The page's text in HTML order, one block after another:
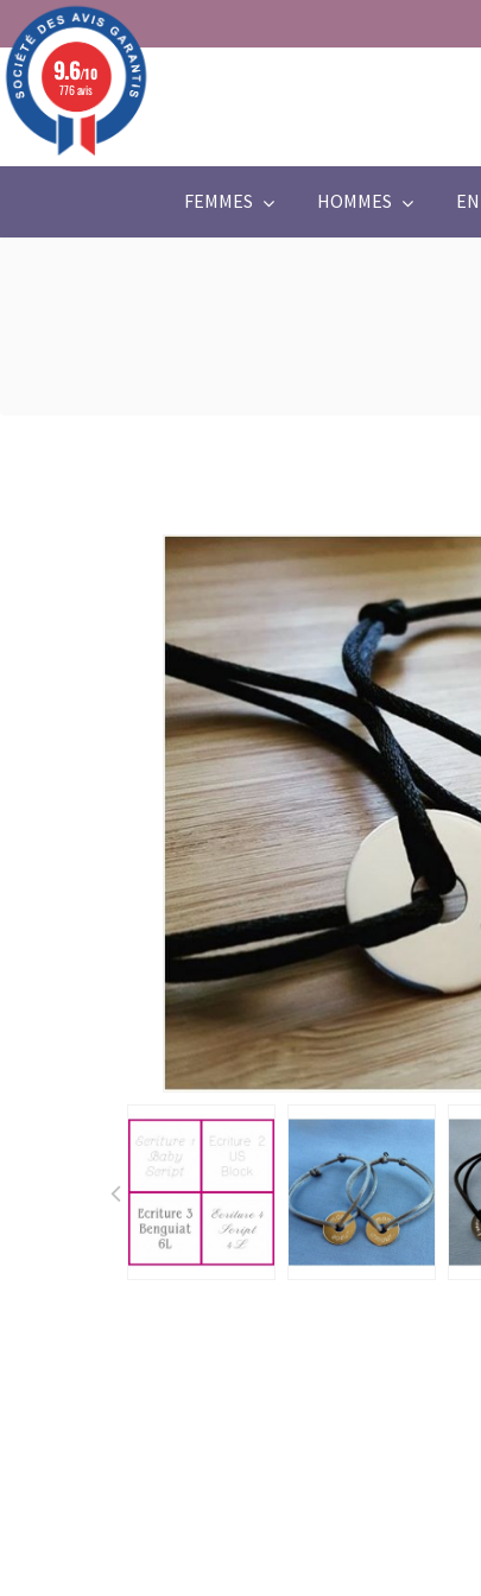
FEMMES HOMMES
9.6/10
776 avis